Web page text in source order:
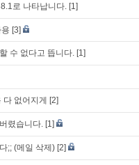
로 나타납니다. [1]
[3]
수 없다고 뜹니다. [1]
없어지게 [2]
렸습니다. [1]
;; (메일 삭제) [2]